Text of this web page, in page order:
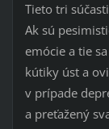
Tieto tri
Ak sú
emócie a tie
kútiky úst a
v prípade
a preťažený